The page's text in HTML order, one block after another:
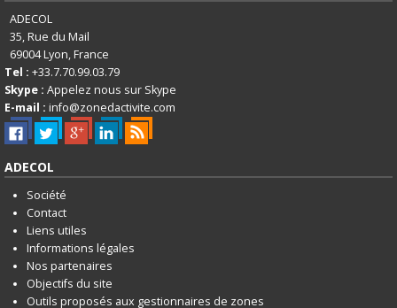
ADECOL
35, Rue du Mail
69004Lyon, France
Tel : +33.7.70.99.03.79
Skype : Appelez nous sur Skype
E-mail : info@zonedactivite.com
ADECOL
Société
Contact
Liens utiles
Informations légales
Nos partenaires
Objectifs du site
Outils proposés aux gestionnaires de zones